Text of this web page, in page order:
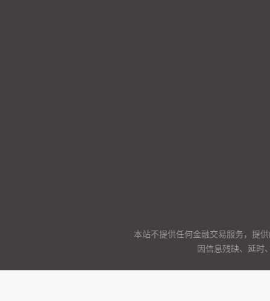
本站不提供任何金融交易服务，提
因信息残缺、延时